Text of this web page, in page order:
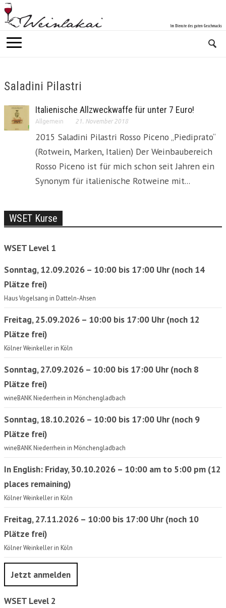
Saladini Pilastri
Italienische Allzweckwaffe für unter 7 Euro!
Allgemein 21. November 2018
2015 Saladini Pilastri Rosso Piceno „Piediprato“
(Rotwein, Marken, Italien) Der Weinbaubereich
Rosso Piceno ist für mich schon seit Jahren ein
Synonym für italienische Rotweine mit...
WSET Kurse
WSET Level 1
Sonntag, 12.09.2026 – 10:00 bis 17:00 Uhr (noch 14
Plätze frei)
Haus Vogelsang in Datteln-Ahsen
Freitag, 25.09.2026 – 10:00 bis 17:00 Uhr (noch 12
Plätze frei)
Kölner Weinkeller in Köln
Sonntag, 27.09.2026 – 10:00 bis 17:00 Uhr (noch 8
Plätze frei)
wineBANK Niederrhein in Mönchengladbach
Sonntag, 18.10.2026 – 10:00 bis 17:00 Uhr (noch 9
Plätze frei)
wineBANK Niederrhein in Mönchengladbach
In English: Friday, 30.10.2026 – 10:00 am to 5:00 pm (12
places remaining)
Kölner Weinkeller in Köln
Freitag, 27.11.2026 – 10:00 bis 17:00 Uhr (noch 10
Plätze frei)
Kölner Weinkeller in Köln
Jetzt anmelden
WSET Level 2